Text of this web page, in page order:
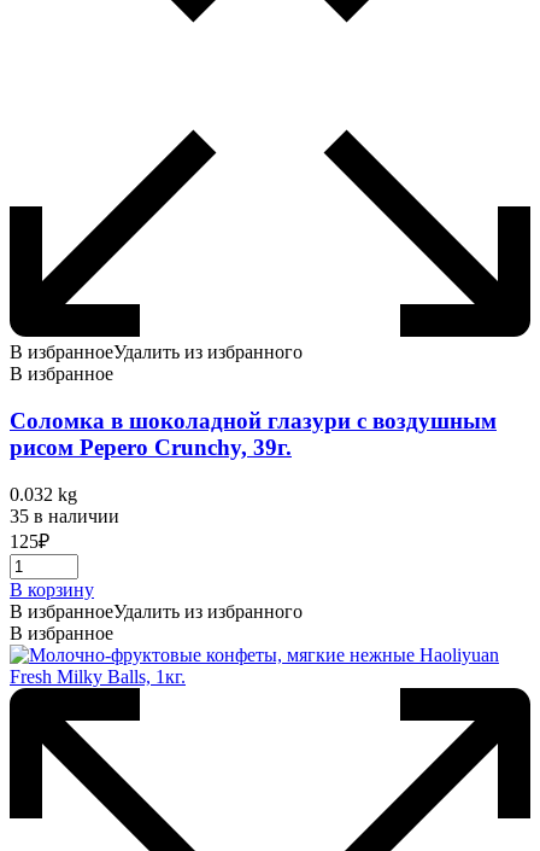
В избранноеУдалить из избранного
В избранное
Соломка в шоколадной глазури с воздушным
рисом Pepero Crunchy, 39г.
0.032 kg
35 в наличии
125₽
В корзину
В избранноеУдалить из избранного
В избранное